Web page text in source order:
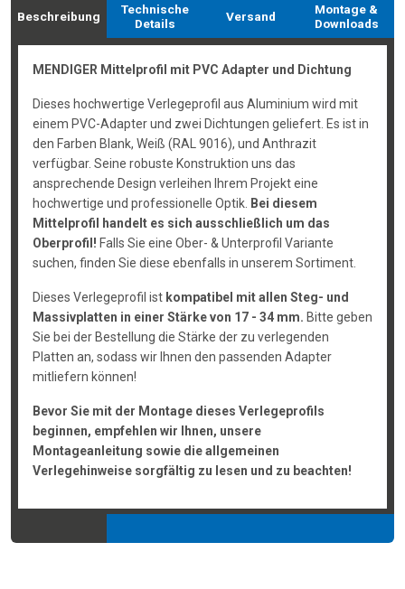
Beschreibung
Technische
Details
Versand
Montage &
Downloads
MENDIGER Mittelprofil mit PVC Adapter und Dichtung
Dieses hochwertige Verlegeprofil aus Aluminium wird mit
einem PVC-Adapter und zwei Dichtungen geliefert. Es ist in
den Farben Blank, Weiß (RAL 9016), und Anthrazit
verfügbar. Seine robuste Konstruktion uns das
ansprechende Design verleihen Ihrem Projekt eine
hochwertige und professionelle Optik. Bei diesem
Mittelprofil handelt es sich ausschließlich um das
Oberprofil! Falls Sie eine Ober- & Unterprofil Variante
suchen, finden Sie diese ebenfalls in unserem Sortiment.
Dieses Verlegeprofil ist kompatibel mit allen Steg- und
Massivplatten in einer Stärke von 17 - 34 mm. Bitte geben
Sie bei der Bestellung die Stärke der zu verlegenden
Platten an, sodass wir Ihnen den passenden Adapter
mitliefern können!
Bevor Sie mit der Montage dieses Verlegeprofils
beginnen, empfehlen wir Ihnen, unsere
Montageanleitung sowie die allgemeinen
Verlegehinweise sorgfältig zu lesen und zu beachten!